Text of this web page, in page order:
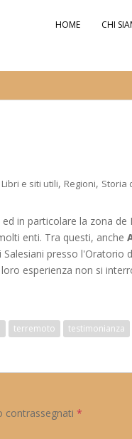
HOME CHI
Libri e siti utili, Regioni, Storia
in particolare la zona de
enti. Tra questi, anche
presso l'Oratorio
esperienza non si
terremoto testimonianza
contrassegnati *